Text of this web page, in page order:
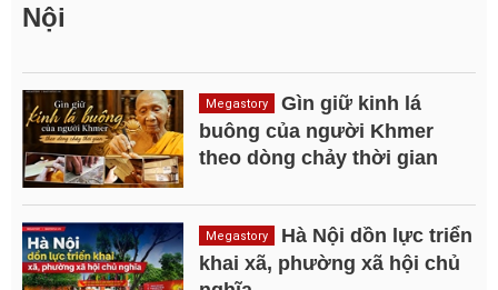
Nội
Megastory
Gìn giữ kinh lá
buông của người Khmer
theo dòng chảy thời gian
Megastory
Hà Nội dồn lực triển
khai xã, phường xã hội chủ